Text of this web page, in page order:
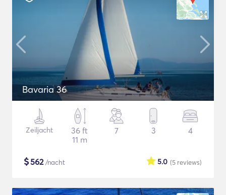
Bavaria 36
Zeiljacht
36 ft
11 m
7 3 4
$562/nacht (5 reviews)
5.0